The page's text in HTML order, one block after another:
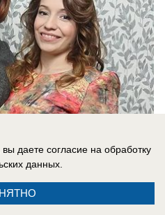
даете согласие на обработку
данных.